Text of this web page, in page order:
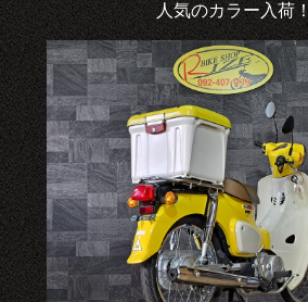
人気のカラー入荷